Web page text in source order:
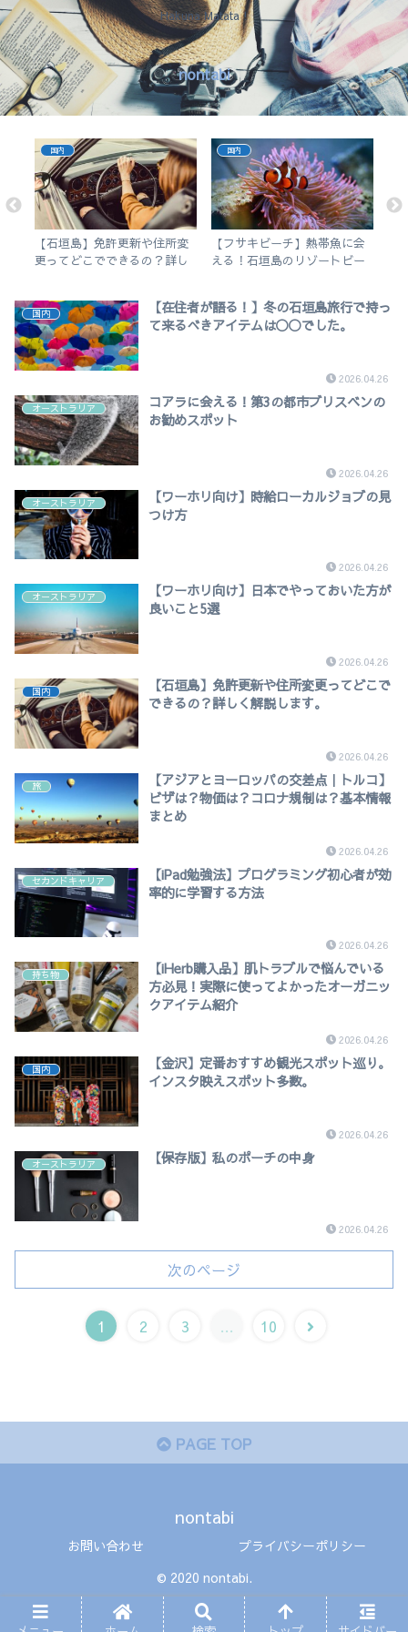
Hakuna Matata !
nontabi
国内
【石垣島】免許更新や住所変
更ってどこでできるの？詳し
国内
【フサキビーチ】熱帯魚に会
える！石垣島のリゾートビー
国内
【在住者が語る！】冬の石垣島旅行で持っ
て来るべきアイテムは◯◯でした。
2026.04.26
オーストラリア
コアラに会える！第3の都市ブリスベンの
お勧めスポット
2026.04.26
オーストラリア
【ワーホリ向け】時給ローカルジョブの見
つけ方
2026.04.26
オーストラリア
【ワーホリ向け】日本でやっておいた方が
良いこと5選
2026.04.26
国内
【石垣島】免許更新や住所変更ってどこで
できるの？詳しく解説します。
2026.04.26
旅
【アジアとヨーロッパの交差点｜トルコ】
ビザは？物価は？コロナ規制は？基本情報
まとめ
2026.04.26
セカンドキャリア
【iPad勉強法】プログラミング初心者が効
率的に学習する方法
2026.04.26
持ち物
【iHerb購入品】肌トラブルで悩んでいる
方必見！実際に使ってよかったオーガニッ
クアイテム紹介
2026.04.26
国内
【金沢】定番おすすめ観光スポット巡り。
インスタ映えスポット多数。
2026.04.26
オーストラリア 【保存版】私のポーチの中身
2026.04.26
次のページ
1 2 3 … 10
PAGE TOP
nontabi
お問い合わせ
プライバシーポリシー
© 2020 nontabi.